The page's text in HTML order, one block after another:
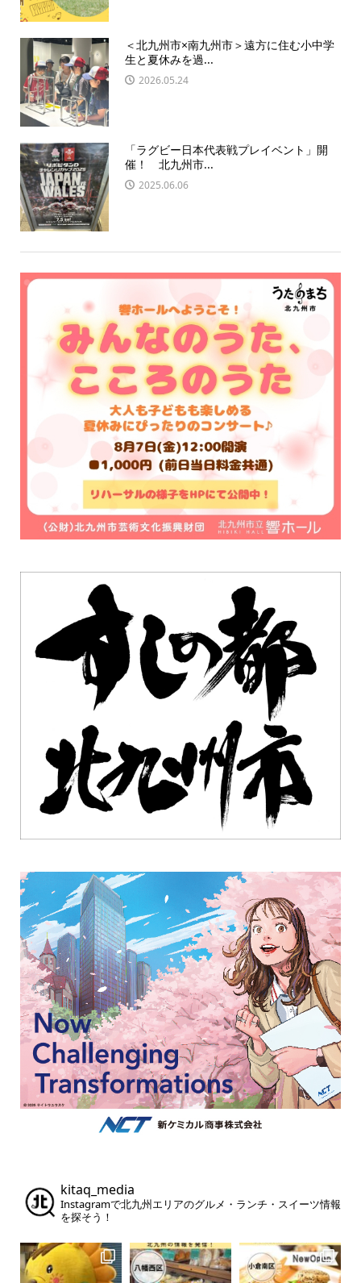
＜北九州市×南九州市＞遠方に住む小中学
生と夏休みを過...
2026.05.24
「ラグビー日本代表戦プレイベント」開
催！ 北九州市...
2025.06.06
kitaq_media
Instagramで北九州エリアのグルメ・ランチ・スイーツ情報
を探そう！